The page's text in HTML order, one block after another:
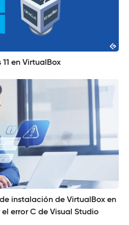
en VirtualBox
instalación de VirtualBox en
error C de Visual Studio